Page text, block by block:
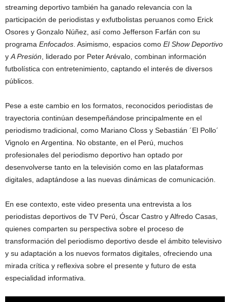
streaming deportivo también ha ganado relevancia con la
participación de periodistas y exfutbolistas peruanos como Erick
Osores y Gonzalo Núñez, así como Jefferson Farfán con su
programa Enfocados . Asimismo, espacios como El Show Deportivo
y A Presión , liderado por Peter Arévalo, combinan información
futbolística con entretenimiento, captando el interés de diversos
públicos.
Pese a este cambio en los formatos, reconocidos periodistas de
trayectoria continúan desempeñándose principalmente en el
periodismo tradicional, como Mariano Closs y Sebastián ´El Pollo´
Vignolo en Argentina. No obstante, en el Perú, muchos
profesionales del periodismo deportivo han optado por
desenvolverse tanto en la televisión como en las plataformas
digitales, adaptándose a las nuevas dinámicas de comunicación.
En ese contexto, este video presenta una entrevista a los
periodistas deportivos de TV Perú, Óscar Castro y Alfredo Casas,
quienes comparten su perspectiva sobre el proceso de
transformación del periodismo deportivo desde el ámbito televisivo
y su adaptación a los nuevos formatos digitales, ofreciendo una
mirada crítica y reflexiva sobre el presente y futuro de esta
especialidad informativa.